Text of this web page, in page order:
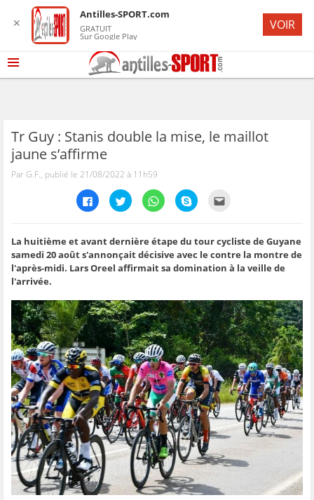
Tr Guy : Stanis double la mise, le maillot
jaune s’affirme
Par G.F., publié le 21/08/2022 à 11h59
C
l
e
z
p
o
u
a
r
t
a
g
e
r
s
u
r
F
a
c
e
b
o
o
k
(
o
u
v
r
e
C
l
e
z
p
o
u
a
r
t
a
g
e
r
s
u
r
T
w
i
t
t
e
r
(
o
u
v
r
e
d
C
l
e
z
p
o
u
a
r
t
a
g
e
r
s
u
r
W
h
a
t
s
A
p
p
(
o
u
v
r
e
C
l
e
z
p
o
u
a
r
t
a
g
e
r
s
u
r
S
k
y
p
e
(
o
u
v
r
e
d
a
n
e
z
p
o
u
n
v
o
y
e
r
p
a
r
e
-
m
a
i
l
à
u
n
a
m
i
u
La huitième et avant dernière étape du tour cycliste de Guyane
samedi 20 août s'annonçait décisive avec le contre la montre de
l'après-midi. Lars Oreel affirmait sa domination à la veille de
l'arrivée.
✕
Antilles-SPORT.com
GRATUIT
Sur Google Play
VOIR